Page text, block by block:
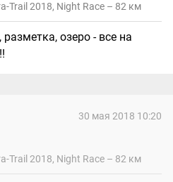
Trail 2018, Night Race – 82 км
озеро - все на
30 мая 2018 10:20
Trail 2018, Night Race – 82 км